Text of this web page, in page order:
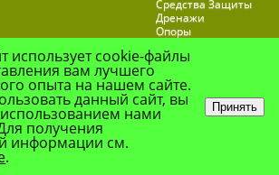
Средства Защиты
Дренажи
Опоры
Подставки для Цветов
использует cookie-файлы
вам лучшего
опыта на нашем сайте.
данный сайт, вы
нами
получения
информации см.
.
Принять